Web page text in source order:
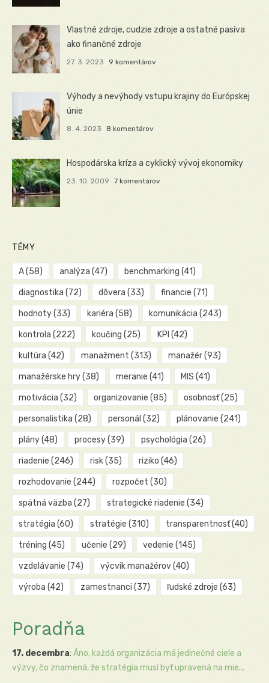
Vlastné zdroje, cudzie zdroje a ostatné pasíva
ako finančné zdroje
27. 3. 2023 9 komentárov
Výhody a nevýhody vstupu krajiny do Európskej
únie
8. 4. 2023 8 komentárov
Hospodárska kríza a cyklický vývoj ekonomiky
23. 10. 2009 7 komentárov
TÉMY
A(58) analýza (47) benchmarking (41)
diagnostika (72) dôvera (33) financie (71)
hodnoty(33) kariéra (58) komunikácia (243)
kontrola (222) koučing (25) KPI (42)
kultúra (42) manažment (313) manažér(93)
manažérske hry(38) meranie (41) MIS (41)
motivácia (32) organizovanie (85) osobnosť(25)
personalistika (28) personál (32) plánovanie (241)
plány(48) procesy(39) psychológia (26)
riadenie (246) risk(35) riziko (46)
rozhodovanie (244) rozpočet (30)
spätná väzba (27) strategické riadenie (34)
stratégia (60) stratégie (310) transparentnosť(40)
tréning (45) učenie (29) vedenie (145)
vzdelávanie (74) výcvik manažérov(40)
výroba (42) zamestnanci (37) ľudské zdroje (63)
Poradňa
17. decembra: Áno, každá organizácia má jedinečné ciele a
výzvy, čo znamená, že stratégia musí byť upravená na mie...